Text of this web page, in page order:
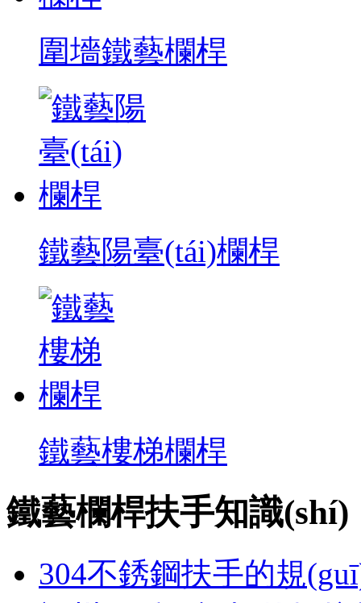
圍墻鐵藝欄桿
鐵藝陽臺(tái)欄桿
鐵藝樓梯欄桿
鐵藝欄桿扶手知識(shí)
304不銹鋼扶手的規